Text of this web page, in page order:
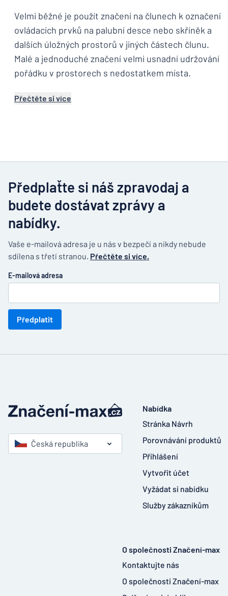
Velmi běžné je použít značení na člunech k označení
ovládacích prvků na palubní desce nebo skříněk a
dalších úložných prostorů v jiných částech člunu.
Malé a jednoduché značení velmi usnadní udržování
pořádku v prostorech s nedostatkem místa.
Přečtěte si více
Předplaťte si náš zpravodaj a
budete dostávat zprávy a
nabídky.
Vaše e-mailová adresa je u nás v bezpečí a nikdy nebude
sdílena s třetí stranou. Přečtěte si více.
E-mailová adresa
Předplatit
Česká republika
Nabídka
Stránka Návrh
Porovnávání produktů
Přihlášení
Vytvořit účet
Vyžádat si nabídku
Služby zákazníkům
O společnosti Značení-max
Kontaktujte nás
O společnosti Značení-max